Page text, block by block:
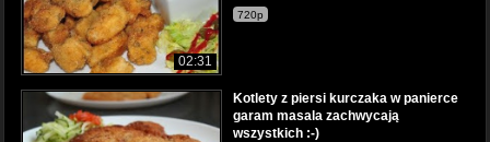
02:31
720p
Kotlety z piersi kurczaka w panierce
garam masala zachwycają
wszystkich :-)